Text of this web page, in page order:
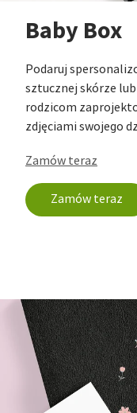
Baby Box
Podaruj
sztucznej skórze
rodzicom
zdjęciami swojego
Zamów teraz
Zamów teraz